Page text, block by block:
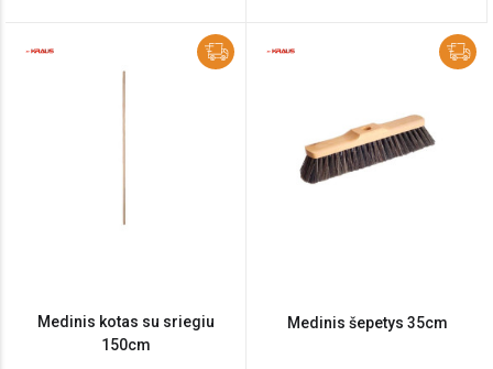
Medinis kotas su sriegiu
150cm
Medinis šepetys 35cm